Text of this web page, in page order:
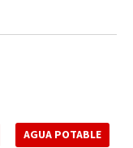
AGUA POTABLE